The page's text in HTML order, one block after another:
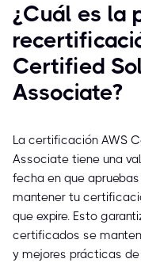
¿Cuál es la
Certified
Associate?
La certificación AWS
Associate tiene una
fecha en que
mantener tu
que expire. Esto
certificados se
y mejores prácticas de